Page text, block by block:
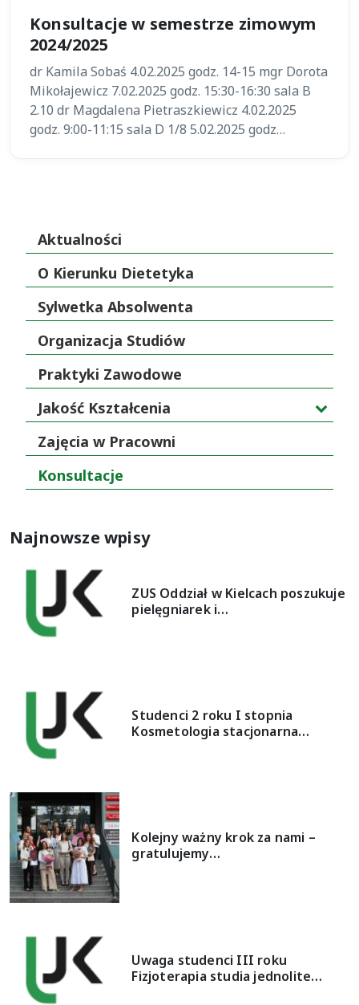
Konsultacje w semestrze zimowym
2024/2025
dr Kamila Sobaś 4.02.2025 godz. 14-15 mgr Dorota
Mikołajewicz 7.02.2025 godz. 15:30-16:30 sala B
2.10 dr Magdalena Pietraszkiewicz 4.02.2025
godz. 9:00-11:15 sala D 1/8 5.02.2025 godz…
Aktualności
O Kierunku Dietetyka
Sylwetka Absolwenta
Organizacja Studiów
Praktyki Zawodowe
Jakość Kształcenia
Zajęcia w Pracowni
Konsultacje
Najnowsze wpisy
ZUS Oddział w Kielcach poszukuje
pielęgniarek i…
Studenci 2 roku I stopnia
Kosmetologia stacjonarna…
Kolejny ważny krok za nami –
gratulujemy…
Uwaga studenci III roku
Fizjoterapia studia jednolite…